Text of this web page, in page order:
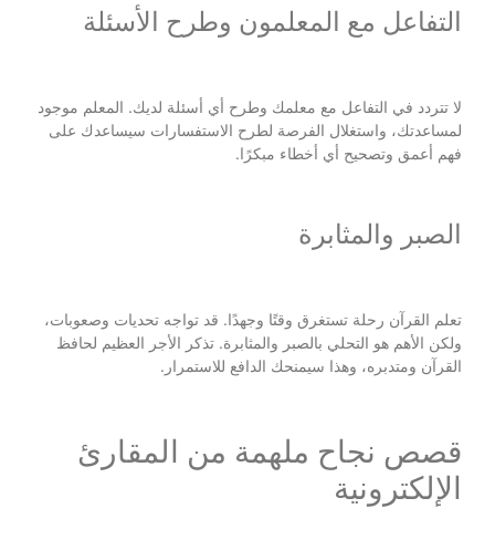
التفاعل مع المعلمون وطرح الأسئلة
لا تتردد في التفاعل مع معلمك وطرح أي أسئلة لديك. المعلم موجود
لمساعدتك، واستغلال الفرصة لطرح الاستفسارات سيساعدك على
فهم أعمق وتصحيح أي أخطاء مبكرًا.
الصبر والمثابرة
تعلم القرآن رحلة تستغرق وقتًا وجهدًا. قد تواجه تحديات وصعوبات،
ولكن الأهم هو التحلي بالصبر والمثابرة. تذكر الأجر العظيم لحافظ
القرآن ومتدبره، وهذا سيمنحك الدافع للاستمرار.
قصص نجاح ملهمة من المقارئ
الإلكترونية